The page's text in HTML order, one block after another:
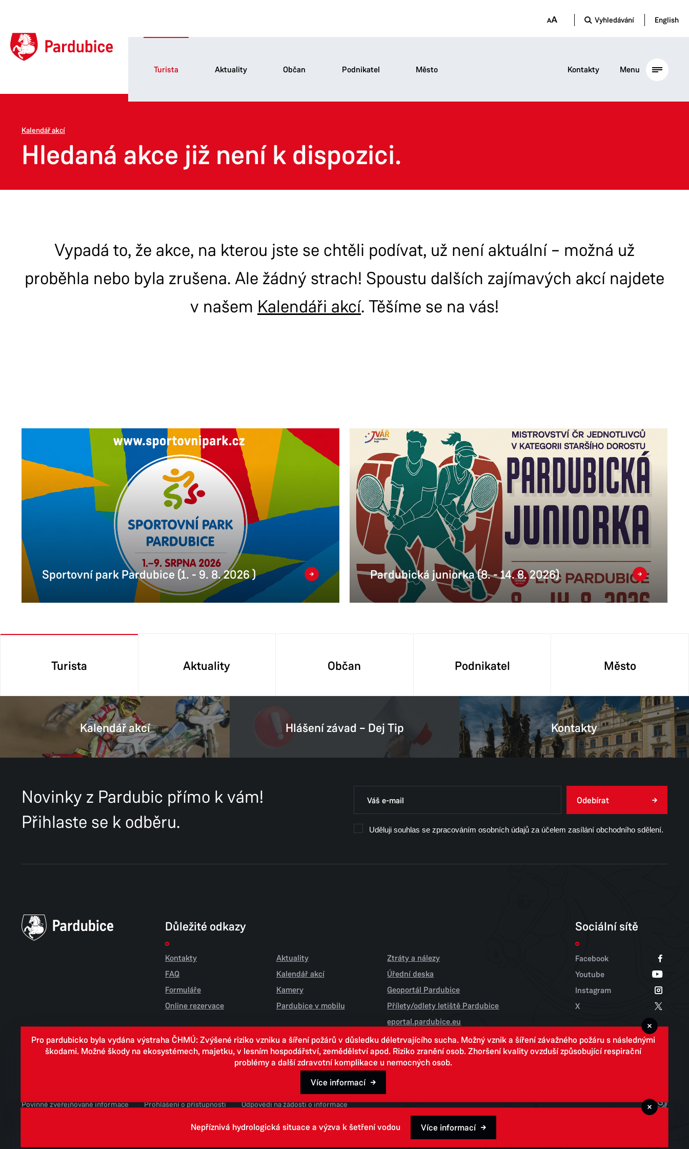
Vyhledávání English
Turista Aktuality Občan Podnikatel Město Kontakty Menu
Kalendář akcí
Hledaná akce již není k dispozici.
Vypadá to, že akce, na kterou jste se chtěli podívat, už není aktuální – možná už
proběhla nebo byla zrušena. Ale žádný strach! Spoustu dalších zajímavých akcí najdete
v našem Kalendáři akcí. Těšíme se na vás!
Sportovní park Pardubice (1. - 9. 8. 2026 ) Pardubická juniorka (8. - 14. 8. 2026)
Turista Aktuality Občan Podnikatel Město
Kalendář akcí Hlášení závad – Dej Tip Kontakty
Novinky z Pardubic přímo k vám!
Přihlaste se k odběru.
Odebírat
Uděluji souhlas se zpracováním osobních údajů za účelem zasílání obchodního sdělení.
Sociální sítě
Facebook
Youtube
Instagram
X
Důležité odkazy
Kontakty
FAQ
Formuláře
Online rezervace
Aktuality
Kalendář akcí
Kamery
Pardubice v mobilu
Ztráty a nálezy
Úřední deska
Geoportál Pardubice
Přílety/odlety letiště Pardubice
eportal.pardubice.eu
Povinně zveřejňované informace
Prohlášení o přístupnosti
Odpovědi na žádosti o informace
Pro pardubicko byla vydána výstraha ČHMÚ: Zvýšené riziko vzniku a šíření požárů v důsledku déletrvajícího sucha. Možný vznik a šíření závažného požáru s následnými
škodami. Možné škody na ekosystémech, majetku, v lesním hospodářství, zemědělství apod. Riziko zranění osob. Zhoršení kvality ovzduší způsobující respirační
problémy a další zdravotní komplikace u nemocných osob.
Více informací
Nepříznivá hydrologická situace a výzva k šetření vodou Více informací